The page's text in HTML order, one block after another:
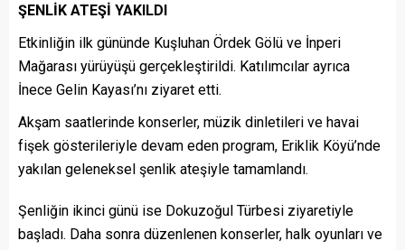
ŞENLİK ATEŞİ YAKILDI
Etkinliğin ilk gününde Kuşluhan Ördek Gölü ve İnperi
Mağarası yürüyüşü gerçekleştirildi. Katılımcılar ayrıca
İnece Gelin Kayası’nı ziyaret etti.
Akşam saatlerinde konserler, müzik dinletileri ve havai
fişek gösterileriyle devam eden program, Eriklik Köyü’nde
yakılan geleneksel şenlik ateşiyle tamamlandı.
Şenliğin ikinci günü ise Dokuzoğul Türbesi ziyaretiyle
başladı. Daha sonra düzenlenen konserler, halk oyunları ve